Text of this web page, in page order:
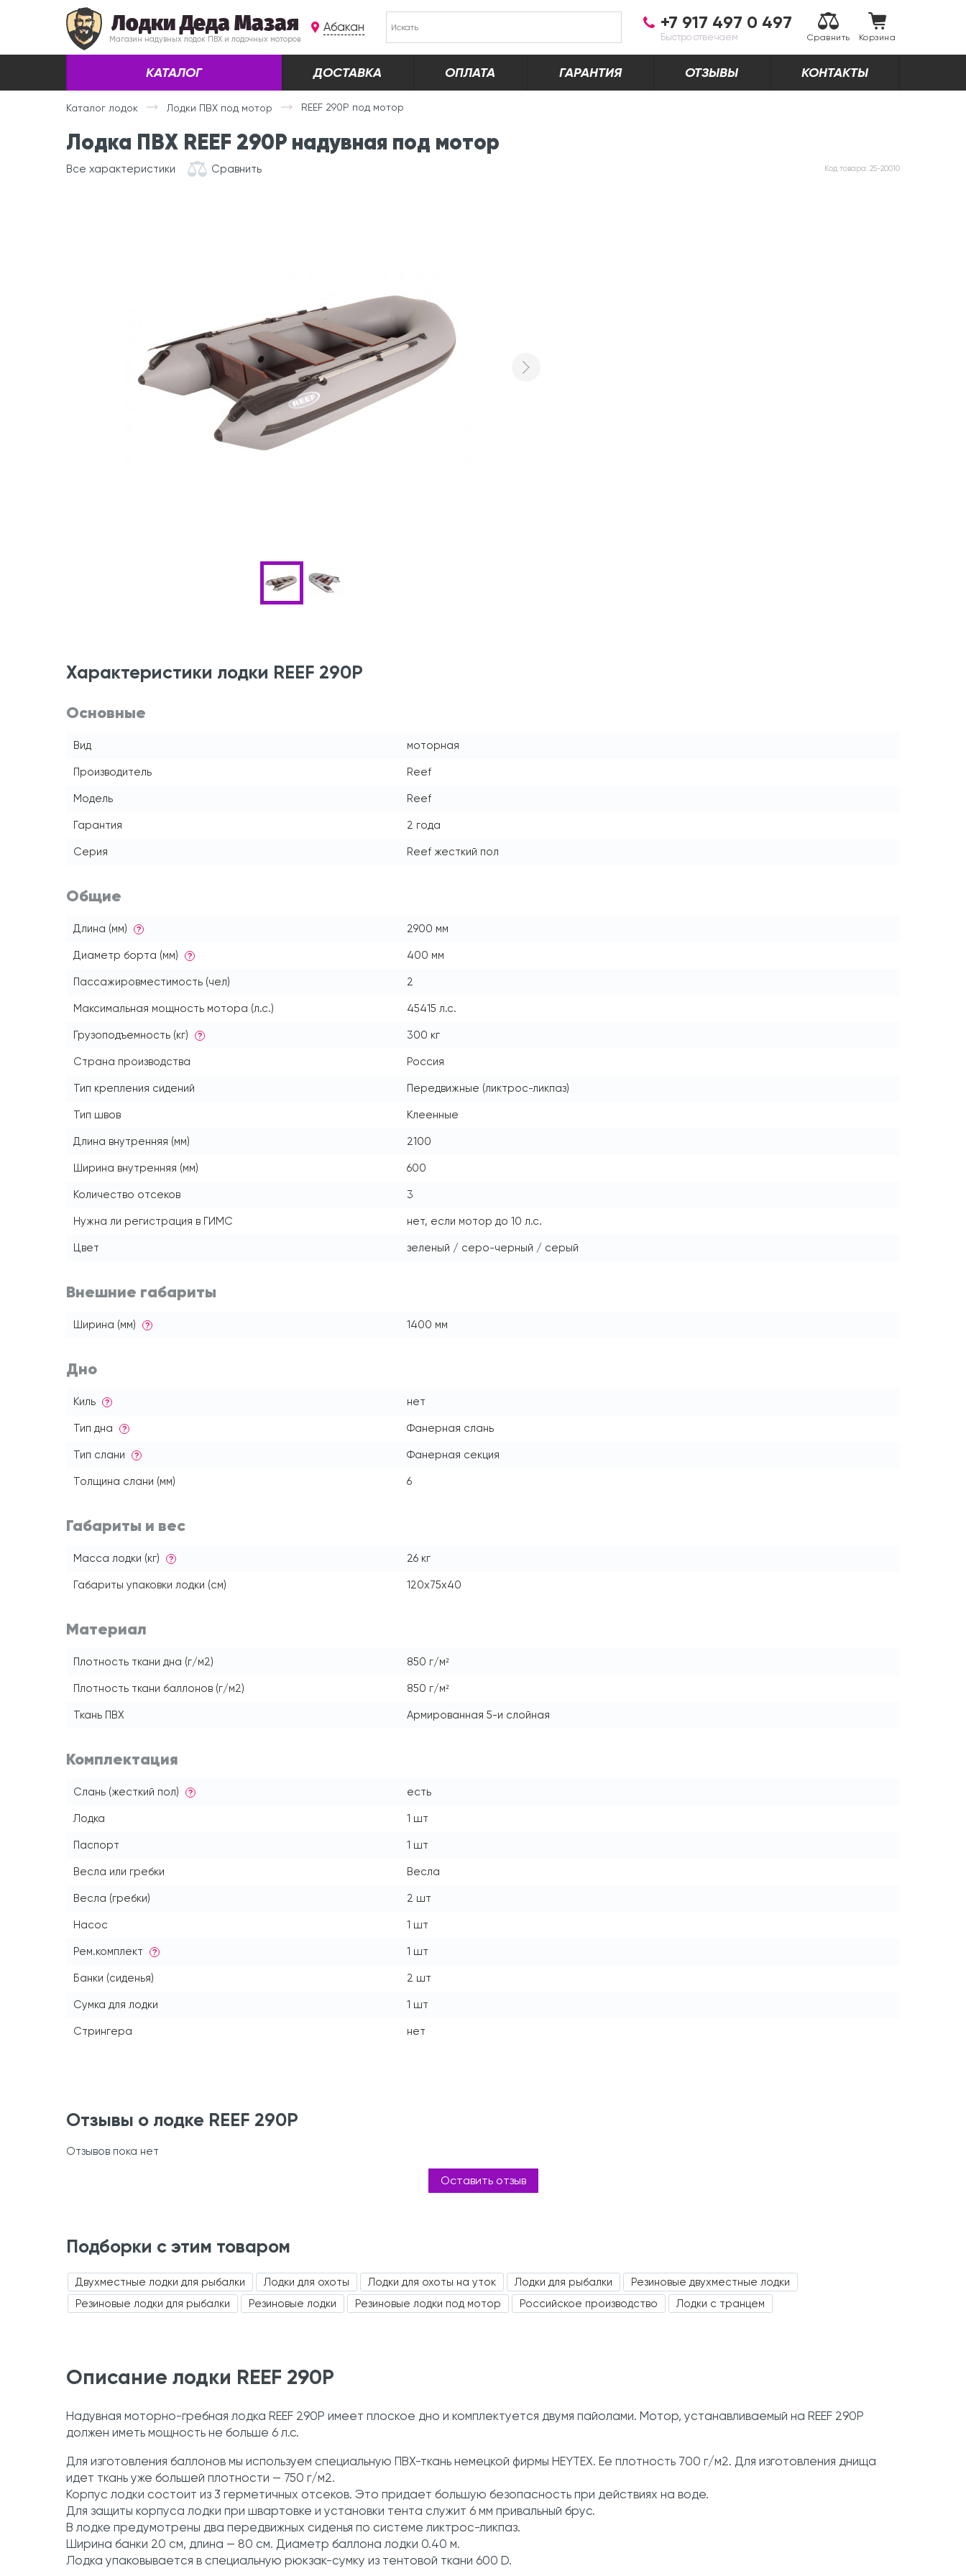
Лодки Деда Мазая
Магазин надувных лодок ПВХ и лодочных моторов
Абакан +7 917 497 0 497
Быстро отвечаем Сравнить Корзина
КАТАЛОГ ДОСТАВКА ОПЛАТА ГАРАНТИЯ ОТЗЫВЫ КОНТАКТЫ
Каталог лодок Лодки ПВХ под мотор REEF 290P под мотор
Лодка ПВХ REEF 290P надувная под мотор
Все характеристики Сравнить Код товара: 25-20010
Характеристики лодки REEF 290P
Основные
Вид моторная
Производитель Reef
Модель Reef
Гарантия 2 года
Серия Reef жесткий пол
Общие
Длина (мм) ? 2900 мм
Диаметр борта (мм) ? 400 мм
Пассажировместимость (чел) 2
Максимальная мощность мотора (л.с.) 45415 л.с.
Грузоподъемность (кг) ? 300 кг
Страна производства Россия
Тип крепления сидений Передвижные (ликтрос-ликпаз)
Тип швов Клеенные
Длина внутренняя (мм) 2100
Ширина внутренняя (мм) 600
Количество отсеков 3
Нужна ли регистрация в ГИМС нет, если мотор до 10 л.с.
Цвет зеленый / серо-черный / серый
Внешние габариты
Ширина (мм) ? 1400 мм
Дно
Киль ? нет
Тип дна ? Фанерная слань
Тип слани ? Фанерная секция
Толщина слани (мм) 6
Габариты и вес
Масса лодки (кг) ? 26 кг
Габариты упаковки лодки (см) 120x75x40
Материал
Плотность ткани дна (г/м2) 850 г/м²
Плотность ткани баллонов (г/м2) 850 г/м²
Ткань ПВХ Армированная 5-и слойная
Комплектация
Слань (жесткий пол) ? есть
Лодка 1 шт
Паспорт 1 шт
Весла или гребки Весла
Весла (гребки) 2 шт
Насос 1 шт
Рем.комплект ? 1 шт
Банки (сиденья) 2 шт
Сумка для лодки 1 шт
Стрингера нет
Отзывы о лодке REEF 290P
Отзывов пока нет
Оставить отзыв
Подборки с этим товаром
Двухместные лодки для рыбалки Лодки для охоты Лодки для охоты на уток Лодки для рыбалки
Резиновые двухместные лодки
Резиновые лодки для рыбалки
Резиновые лодки Резиновые лодки под мотор Российское производство Лодки с транцем
Описание лодки REEF 290P
Надувная моторно-гребная лодка REEF 290P имеет плоское дно и комплектуется двумя пайолами. Мотор, устанавливаемый на REEF 290P
должен иметь мощность не больше 6 л.с.
Для изготовления баллонов мы используем специальную ПВХ-ткань немецкой фирмы HEYTEX. Ее плотность 700 г/м2. Для изготовления днища
идет ткань уже большей плотности — 750 г/м2.
Корпус лодки состоит из 3 герметичных отсеков. Это придает большую безопасность при действиях на воде.
Для защиты корпуса лодки при швартовке и установки тента служит 6 мм привальный брус.
В лодке предумотрены два передвижных сиденья по системе ликтрос-ликпаз.
Ширина банки 20 см, длина — 80 см. Диаметр баллона лодки 0.40 м.
Лодка упаковывается в специальную рюкзак-сумку из тентовой ткани 600 D.